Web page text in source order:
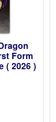
Form
( 2026 )